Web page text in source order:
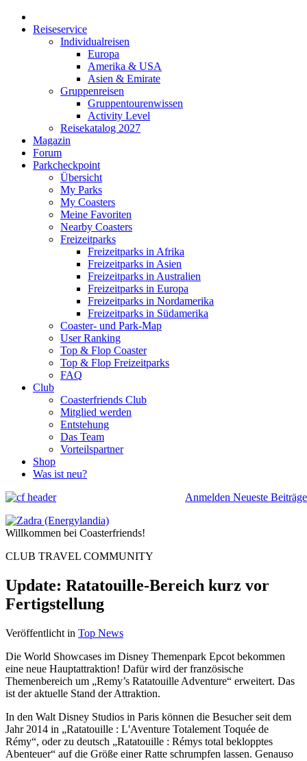
Reiseservice
Individualreisen
Europa
Amerika & USA
Asien & Emirate
Gruppenreisen
Gruppentourenwissen
Activity Level
Reisekatalog 2027
Magazin
Forum
Parkcheckpoint
Übersicht
My Parks
My Coasters
Meine Favoriten
Nearby Coasters
Freizeitparks
Freizeitparks in Afrika
Freizeitparks in Asien
Freizeitparks in Australien
Freizeitparks in Europa
Freizeitparks in Nordamerika
Freizeitparks in Südamerika
Coaster- und Park-Map
User Ranking
Top & Flop Coaster
Top & Flop Freizeitparks
FAQ
Club
Coasterfriends Club
Mitglied werden
Entstehung
Das Team
Vorteilspartner
Shop
Was ist neu?
Anmelden Neueste Beiträge
Willkommen bei Coasterfriends!
CLUB TRAVEL COMMUNITY
Update: Ratatouille-Bereich kurz vor
Fertigstellung
Veröffentlicht in Top News
Die World Showcases im Disney Themenpark Epcot bekommen
eine neue Hauptattraktion! Dafür wird der französische
Themenbereich um „Remy’s Ratatouille Adventure“ erweitert. Das
ist der aktuelle Stand der Attraktion.
In den Walt Disney Studios in Paris können die Besucher seit dem
Jahr 2014 in „Ratatouille : L'Aventure Totalement Toquée de
Rémy“, oder zu deutsch „Ratatouille : Rémys total beklopptes
Abenteuer“ auf die Größe einer Ratte schrumpfen lassen. Genauso